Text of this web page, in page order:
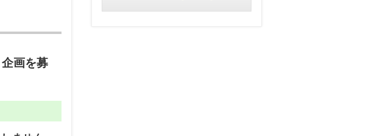
画を募